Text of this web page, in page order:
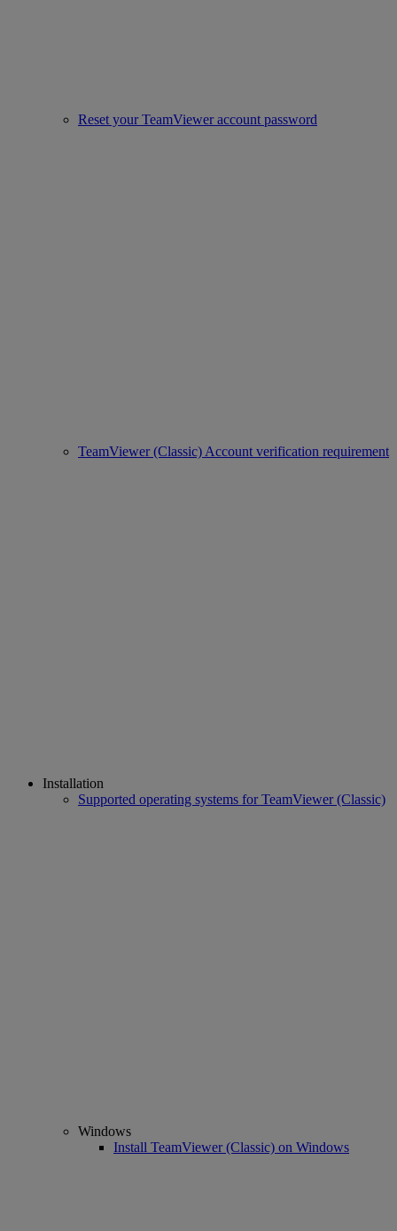
Reset your TeamViewer account password
TeamViewer (Classic) Account verification requirement
Installation
Supported operating systems for TeamViewer (Classic)
Windows
Install TeamViewer (Classic) on Windows